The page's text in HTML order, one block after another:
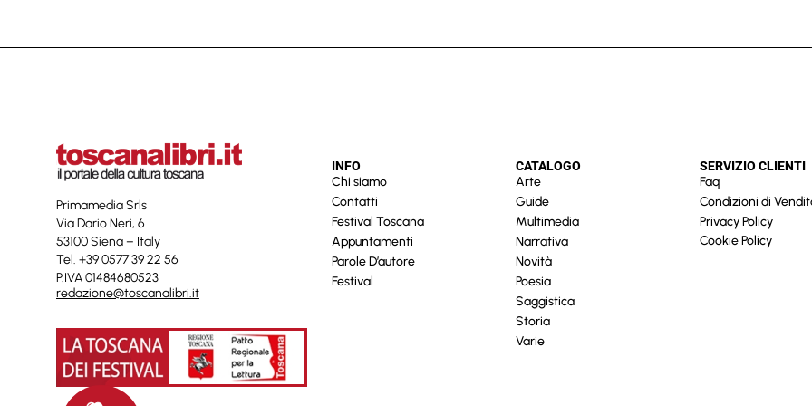
Primamedia Srls
Via Dario Neri, 6
53100 Siena – Italy
Tel. +39 0577 39 22 56
P.IVA 01484680523
redazione@toscanalibri.it
INFO
Chi siamo
Contatti
Festival Toscana
Appuntamenti
Parole D’autore
Festival
CATALOGO
Arte
Guide
Multimedia
Narrativa
Novità
Poesia
Saggistica
Storia
Varie
SERVIZIO CLIENTI
Faq
Condizioni di
Privacy Policy
Cookie Policy